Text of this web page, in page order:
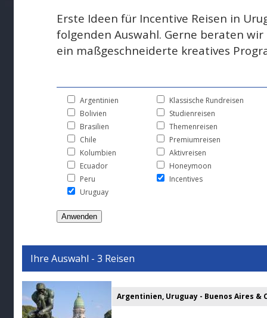
Erste Ideen für Incentive Reisen in
folgenden Auswahl. Gerne beraten
ein maßgeschneiderte kreatives
Argentinien
Bolivien
Brasilien
Chile
Kolumbien
Ecuador
Peru
Uruguay
Klassische Rundreisen
Studienreisen
Themenreisen
Premiumreisen
Aktivreisen
Honeymoon
Incentives
Ihre Auswahl - 3 Reisen
Argentinien, Uruguay - Buenos Aires &